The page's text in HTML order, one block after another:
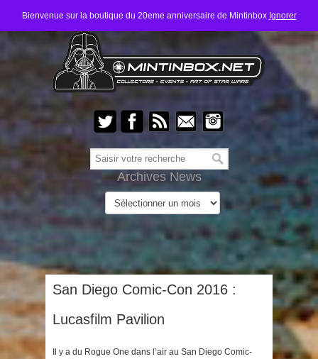
Bienvenue sur la boutique du 20eme anniversaire de Mintinbox Ignorer
Archives News
San Diego Comic-Con 2016 :
Lucasfilm Pavilion
Il y a du Rogue One dans l’air au San Diego Comic-